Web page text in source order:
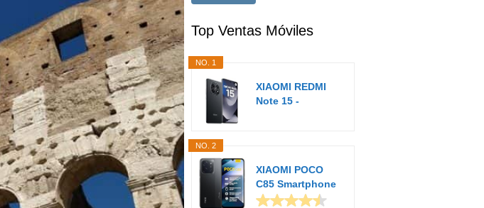
Top Ventas Móviles
NO. 1
XIAOMI REDMI
Note 15 -
NO. 2
XIAOMI POCO
C85 Smartphone
de 6+128GB